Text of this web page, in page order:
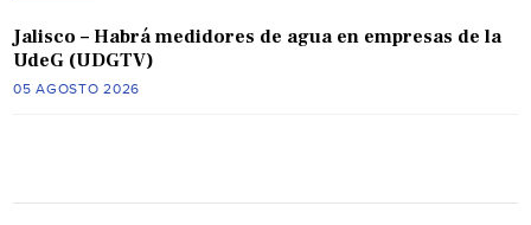
Jalisco – Habrá medidores de agua en empresas de la
UdeG (UDGTV)
05 AGOSTO 2026